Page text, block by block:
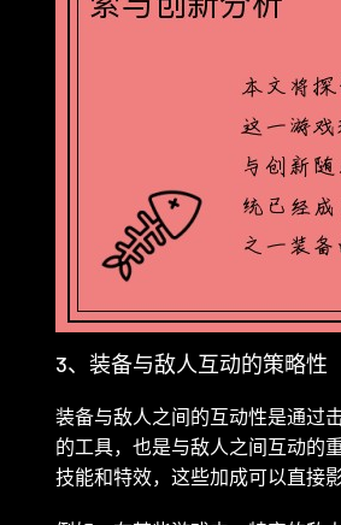
3、装备与敌人互动的策略性
装备与敌人之间的互动性是通过
的工具，也是与敌人之间互动的
技能和特效，这些加成可以直接